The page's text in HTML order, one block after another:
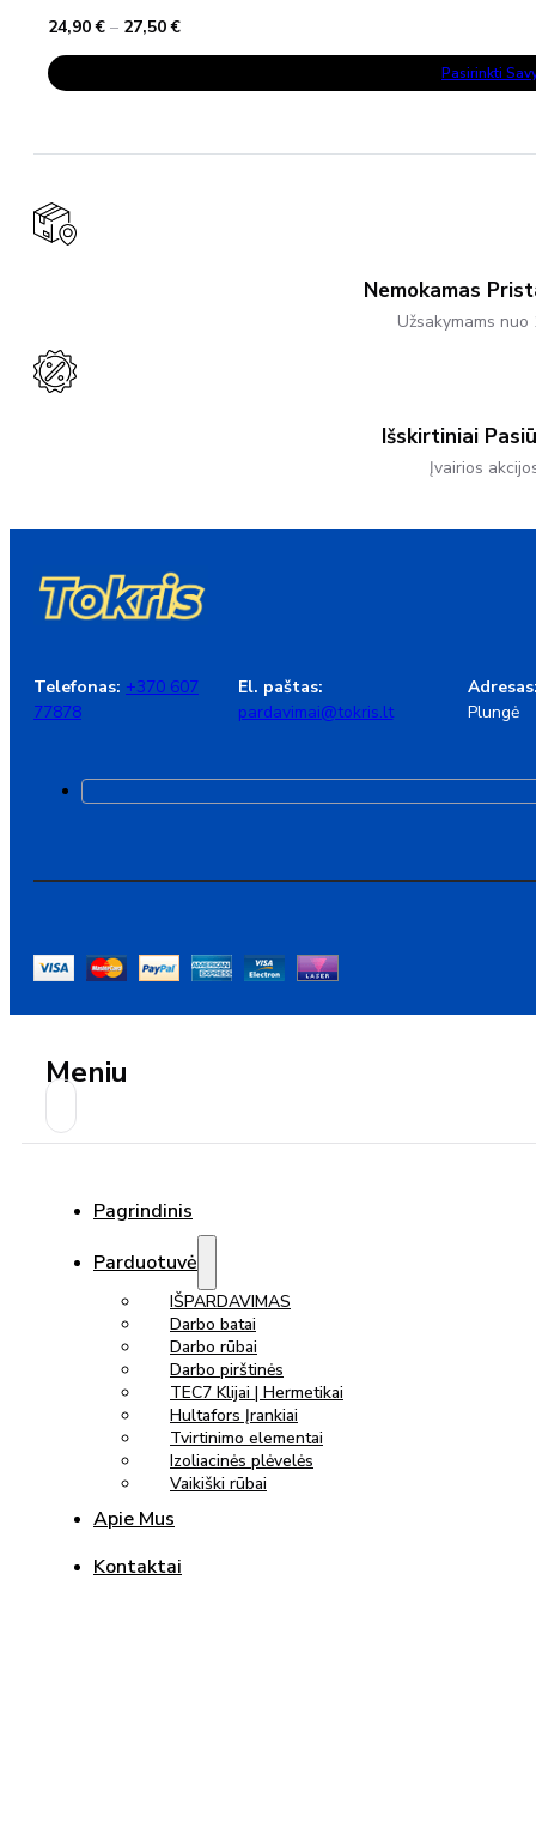
24,90€ – 27,50€Price
through
Pasirinkti
This
Product
Has
The
Be
Chosen
On
Nemokamas
Užsakymams nuo
Išskirtiniai
Įvairios
Telefonas: +370 607
77878
El. paštas:
pardavimai@tokris.lt
Plungė
Meniu
Pagrindinis
Parduotuvė
IŠPARDAVIMAS
Darbo batai
Darbo rūbai
Darbo pirštinės
TEC7 Klijai | Hermetikai
Hultafors Įrankiai
Tvirtinimo elementai
Izoliacinės plėvelės
Vaikiški rūbai
Apie Mus
Kontaktai